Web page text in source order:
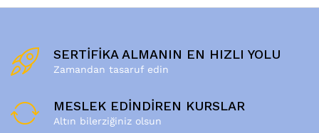
SERTİFİKA ALMANIN EN HIZLI YOLU
Zamandan tasaruf edin
MESLEK EDİNDİREN KURSLAR
Altın bilerziğiniz olsun